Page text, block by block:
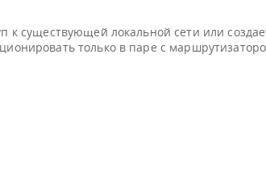
к существующей локальной сети или
только в паре с